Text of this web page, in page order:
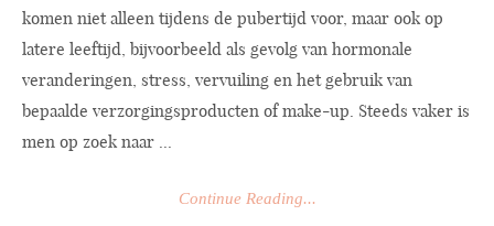
komen niet alleen tijdens de pubertijd voor, maar ook op
latere leeftijd, bijvoorbeeld als gevolg van hormonale
veranderingen, stress, vervuiling en het gebruik van
bepaalde verzorgingsproducten of make-up. Steeds vaker is
men op zoek naar ...
Continue Reading...